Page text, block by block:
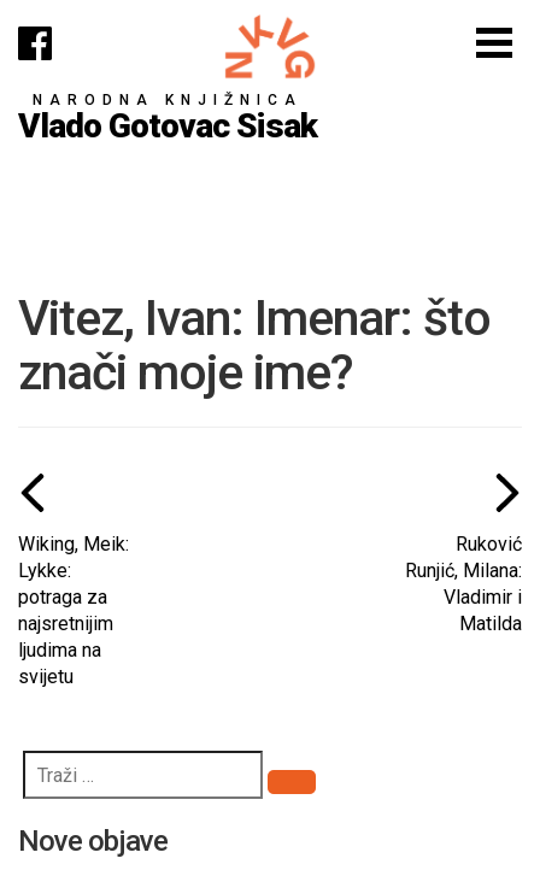
NARODNA KNJIŽNICA
Vlado Gotovac Sisak
Vitez, Ivan: Imenar: što
znači moje ime?
Wiking, Meik:
Lykke:
potraga za
najsretnijim
ljudima na
svijetu
Ruković
Runjić, Milana:
Vladimir i
Matilda
Pretraži
Nove objave